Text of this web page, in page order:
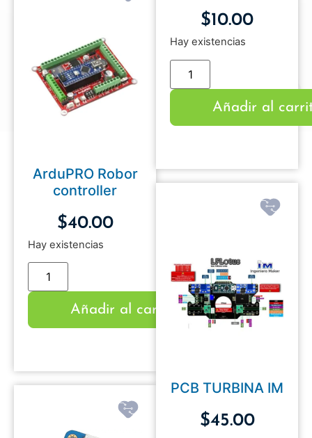
ArduPRO Robor
controller
$40.00
Hay existencias
Añadir al carrito
$10.00
Hay existencias
Añadir al
PCB TURBINA IM
$45.00